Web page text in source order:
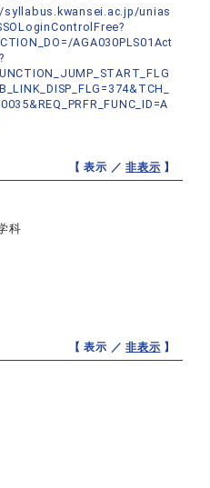
syllabus.kwansei.ac.jp/unias
AGA030PLS01Act
【 表示 ／非表示 】
科
【 表示 ／非表示 】